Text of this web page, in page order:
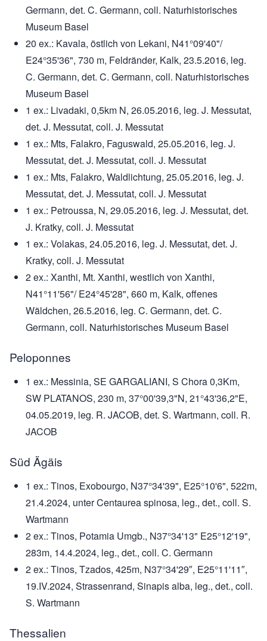
Germann, det. C. Germann, coll. Naturhistorisches
Museum Basel
20 ex.: Kavala, östlich von Lekani, N41°09'40"/
E24°35'36", 730 m, Feldränder, Kalk, 23.5.2016, leg.
C. Germann, det. C. Germann, coll. Naturhistorisches
Museum Basel
1 ex.: Livadaki, 0,5km N, 26.05.2016, leg. J. Messutat,
det. J. Messutat, coll. J. Messutat
1 ex.: Mts, Falakro, Faguswald, 25.05.2016, leg. J.
Messutat, det. J. Messutat, coll. J. Messutat
1 ex.: Mts, Falakro, Waldlichtung, 25.05.2016, leg. J.
Messutat, det. J. Messutat, coll. J. Messutat
1 ex.: Petroussa, N, 29.05.2016, leg. J. Messutat, det.
J. Kratky, coll. J. Messutat
1 ex.: Volakas, 24.05.2016, leg. J. Messutat, det. J.
Kratky, coll. J. Messutat
2 ex.: Xanthi, Mt. Xanthi, westlich von Xanthi,
N41°11'56"/ E24°45'28", 660 m, Kalk, offenes
Wäldchen, 26.5.2016, leg. C. Germann, det. C.
Germann, coll. Naturhistorisches Museum Basel
Peloponnes
1 ex.: Messinia, SE GARGALIANI, S Chora 0,3Km,
SW PLATANOS, 230 m, 37°00'39,3"N, 21°43'36,2"E,
04.05.2019, leg. R. JACOB, det. S. Wartmann, coll. R.
JACOB
Süd Ägäis
1 ex.: Tinos, Exobourgo, N37°34'39", E25°10'6", 522m,
21.4.2024, unter Centaurea spinosa, leg., det., coll. S.
Wartmann
2 ex.: Tinos, Potamia Umgb., N37°34'13" E25°12'19",
283m, 14.4.2024, leg., det., coll. C. Germann
2 ex.: Tinos, Tzados, 425m, N37°34'29″, E25°11'11″,
19.IV.2024, Strassenrand, Sinapis alba, leg., det., coll.
S. Wartmann
Thessalien